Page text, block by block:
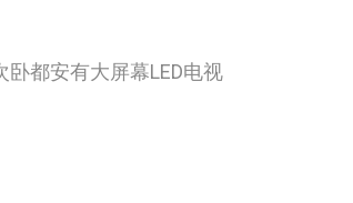
都安有大屏幕LED电视